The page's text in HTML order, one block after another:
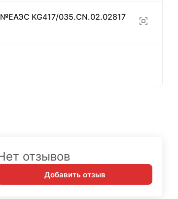
KG417/035.CN.02.02817
отзывов
Добавить отзыв